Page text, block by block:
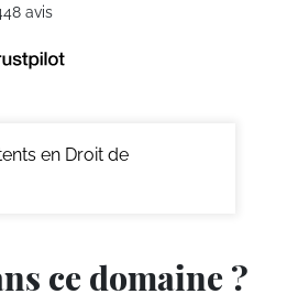
avis
en Droit de
ce domaine ?